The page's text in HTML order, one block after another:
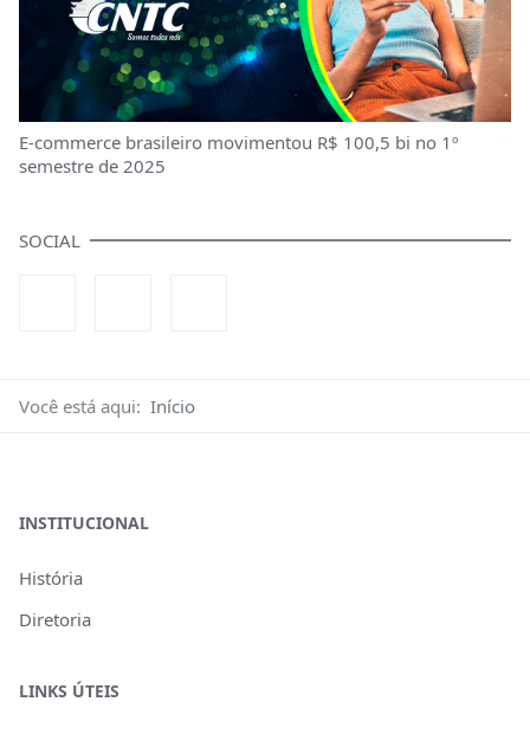
E-commerce brasileiro movimentou R$ 100,5 bi no 1º
semestre de 2025
SOCIAL
Você está aqui: Início
INSTITUCIONAL
História
Diretoria
LINKS ÚTEIS